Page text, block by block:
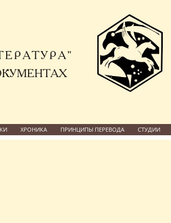
ХРОНИКА ПРИНЦИПЫ ПЕРЕВОДА СТУДИИ